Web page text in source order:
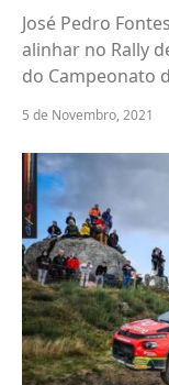
José Pedro
alinhar no Rally
do Campeonato
5 de Novembro, 2021